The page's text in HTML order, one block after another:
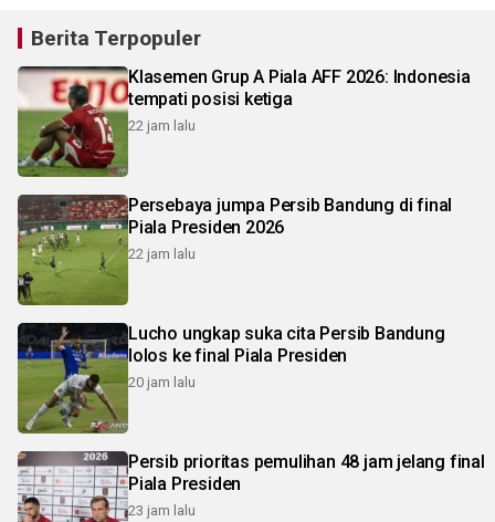
Berita Terpopuler
Klasemen Grup A Piala AFF 2026: Indonesia
tempati posisi ketiga
22 jam lalu
Persebaya jumpa Persib Bandung di final
Piala Presiden 2026
22 jam lalu
Lucho ungkap suka cita Persib Bandung
lolos ke final Piala Presiden
20 jam lalu
Persib prioritas pemulihan 48 jam jelang final
Piala Presiden
23 jam lalu